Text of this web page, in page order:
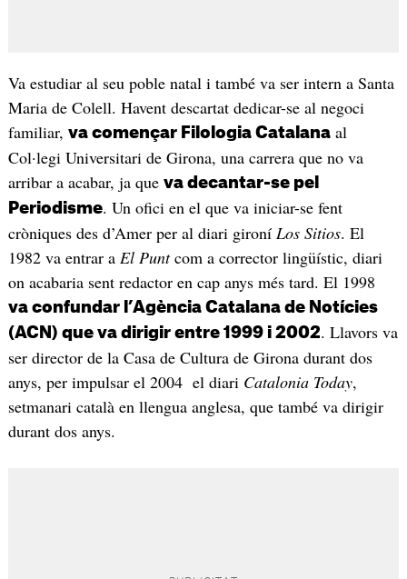
Va estudiar al seu poble natal i també va ser intern a Santa
Maria de Colell. Havent descartat dedicar-se al negoci
familiar, va començar Filologia Catalanaal
Col·legi Universitari de Girona, una carrera que no va
arribar a acabar, ja que va decantar-se pel
Periodisme. Un ofici en el que va iniciar-se fent
cròniques des d’Amer per al diari gironí Los Sitios. El
1982 va entrar aEl Puntcom a corrector lingüístic, diari
on acabaria sent redactor en cap anys més tard. El 1998
va confundar l’Agència Catalana de Notícies
(ACN) que va dirigir entre 1999 i 2002. Llavors va
ser director de la Casa de Cultura de Girona durant dos
anys, per impulsar el 2004 el diari Catalonia Today,
setmanari català en llengua anglesa, que també va dirigir
durant dos anys.